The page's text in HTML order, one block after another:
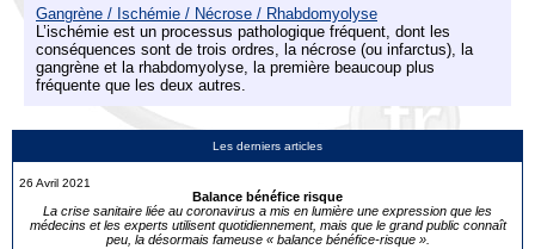
Les derniers articles
26 Avril 2021
Balance bénéfice risque
La crise sanitaire liée au coronavirus a mis en lumière une expression que les
médecins et les experts utilisent quotidiennement, mais que le grand public connaît
peu, la désormais fameuse « balance bénéfice-risque ».
Gangrène / Ischémie / Nécrose / Rhabdomyolyse
L’ischémie est un processus pathologique fréquent, dont les
conséquences sont de trois ordres, la nécrose (ou infarctus), la
gangrène et la rhabdomyolyse, la première beaucoup plus
fréquente que les deux autres.